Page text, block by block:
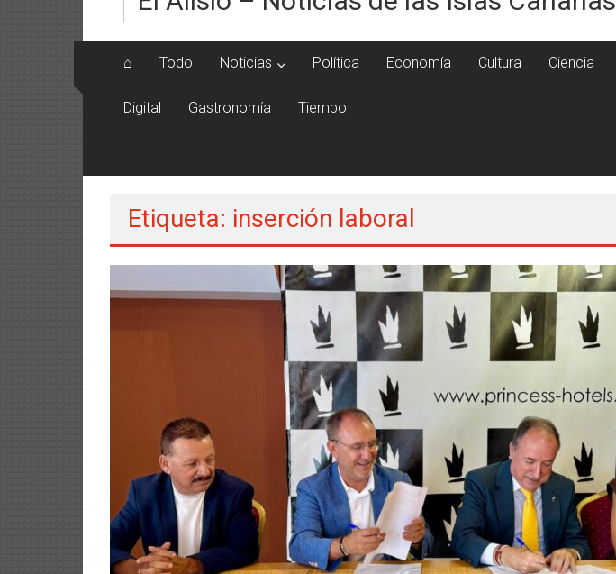
⌂ Todo Noticias Política Economía Cultura Ciencia
Digital Gastronomía Tiempo
Etiqueta: inserción laboral